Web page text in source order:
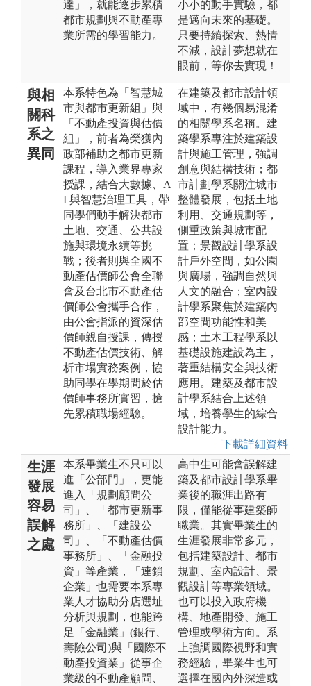
達」，就能逐步累積
都市規劃與不動產專
業所需的學習能力。
小小的動手實驗，都
是邁向未來的基礎。
只要持續探索、熱情
不減，設計夢想就在
眼前，等你去實現！
與相
關科
系之
異同
本系特色為「智慧城
市與都市更新組」與
「不動產投資與估價
組」，前者為榮獲內
政部補助之都市更新
課程，導入業界專家
授課，結合大數據、A
I 與智慧治理工具，帶
同學們動手解決都市
土地、交通、公共設
施與環境永續等挑
戰；後者則與全國不
動產估價師公會全聯
會及台北市不動產估
價師公會攜手合作，
由公會指派的資深估
價師親自授課，傳授
不動產估價技術、解
析市場實務案例，協
助同學在學期間於估
價師事務所實習，搶
先累積職場經驗。
在建築及都市設計領
域中，有幾個易混淆
的相關學系名稱。建
築學系專注於建築設
計與施工管理，強調
創意與結構技術；都
市計劃學系關注城市
整體發展，包括土地
利用、交通規劃等，
側重政策與城市配
置；景觀設計學系設
計戶外空間，如公園
與廣場，強調自然與
人文的融合；室內設
計學系聚焦於建築內
部空間功能性和美
感；土木工程學系以
基礎設施建設為主，
著重結構安全與技術
應用。建築及都市設
計學系結合上述領
域，培養學生的綜合
設計能力。
下載詳細資料
生涯
發展
容易
誤解
之處
本系畢業生不只可以
進「公部門」，更能
進入「規劃顧問公
司」、「都市更新事
務所」、「建設公
司」、「不動產估價
事務所」、「金融投
資」等產業，「連鎖
企業」也需要本系專
業人才協助分店選址
分析與規劃，也能跨
足「金融業」(銀行、
壽險公司)與「國際不
動產投資業」從事企
業級的不動產顧問、
高中生可能會誤解建
築及都市設計學系畢
業後的職涯出路有
限，僅能從事建築師
職業。其實畢業生的
生涯發展非常多元，
包括建築設計、都市
規劃、室內設計、景
觀設計等專業領域。
也可以投入政府機
構、地產開發、施工
管理或學術方向。系
上強調國際視野和實
務經驗，畢業生也可
選擇在國內外深造或